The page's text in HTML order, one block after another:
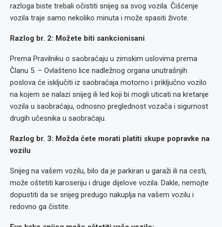
razloga biste trebali očistiti snijeg sa svog vozila. Čišćenje
vozila traje samo nekoliko minuta i može spasiti živote.
Razlog br. 2: Možete biti sankcionisani
Prema Pravilniku o saobraćaju u zimskim uslovima prema
Članu 5. – Ovlašteno lice nadležnog organa unutrašnjih
poslova će isklјučiti iz saobraćaja motorno i priklјučno vozilo
na kojem se nalazi snijeg ili led koji bi mogli uticati na kretanje
vozila u saobraćaju, odnosno preglednost vozača i sigurnost
drugih učesnika u saobraćaju.
Razlog br. 3: Možda ćete morati platiti skupe popravke na
vozilu
Snijeg na vašem vozilu, bilo da je parkiran u garaži ili na cesti,
može oštetiti karoseriju i druge dijelove vozila. Dakle, nemojte
dopustiti da se snijeg predugo nakuplja na vašem vozilu i
redovno ga čistite.